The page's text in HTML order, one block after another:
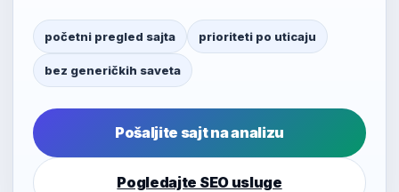
početni pregled sajta prioriteti po uticaju
bez generičkih saveta
Pošaljite sajt na analizu
Pogledajte SEO usluge